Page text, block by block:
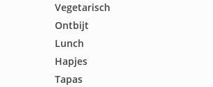
Vegetarisch
Ontbijt
Lunch
Hapjes
Tapas